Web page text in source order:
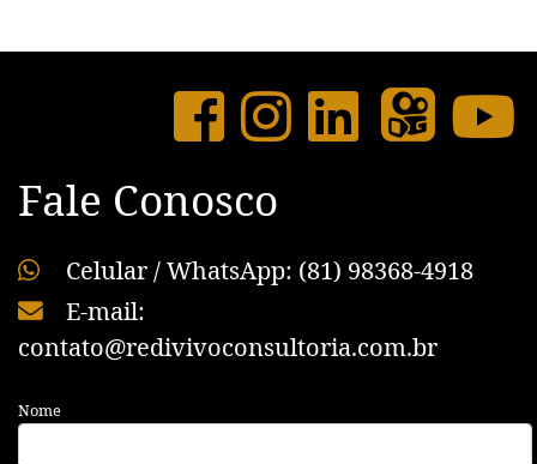
Fale Conosco
Celular / WhatsApp: (81) 98368-4918
E-mail:
contato@redivivoconsultoria.com.br
Nome